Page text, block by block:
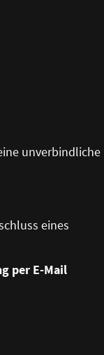
unverbindliche
eines
per E-Mail